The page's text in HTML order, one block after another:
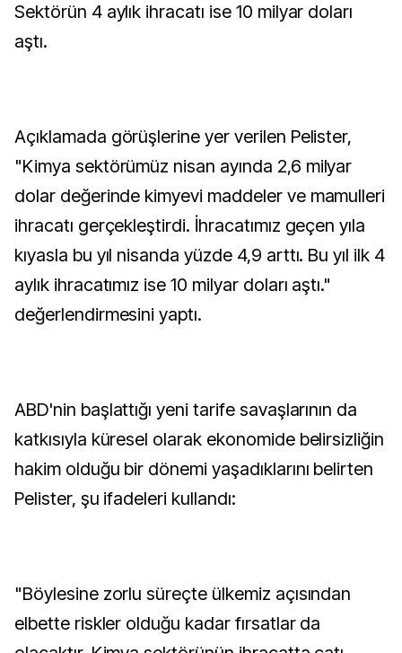
Sektörün 4 aylık ihracatı ise 10 milyar doları
aştı.
Açıklamada görüşlerine yer verilen Pelister,
"Kimya sektörümüz nisan ayında 2,6 milyar
dolar değerinde kimyevi maddeler ve mamulleri
ihracatı gerçekleştirdi. İhracatımız geçen yıla
kıyasla bu yıl nisanda yüzde 4,9 arttı. Bu yıl ilk 4
aylık ihracatımız ise 10 milyar doları aştı."
değerlendirmesini yaptı.
ABD'nin başlattığı yeni tarife savaşlarının da
katkısıyla küresel olarak ekonomide belirsizliğin
hakim olduğu bir dönemi yaşadıklarını belirten
Pelister, şu ifadeleri kullandı:
"Böylesine zorlu süreçte ülkemiz açısından
elbette riskler olduğu kadar fırsatlar da